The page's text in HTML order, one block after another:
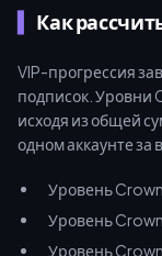
Как
VIP-прогрессия
подписок. Уровни
исходя из общей
одном аккаунте за
Уровень
Уровень
Уровень